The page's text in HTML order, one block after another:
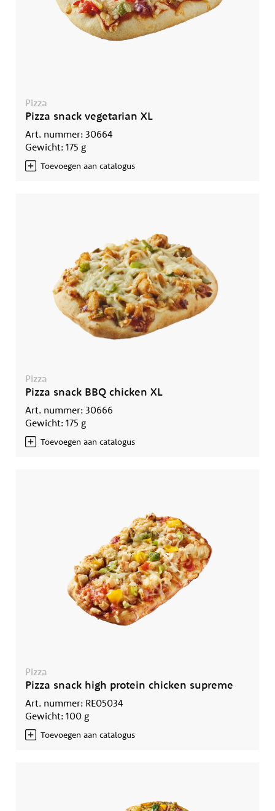
Pizza
Pizza snack vegetarian XL
Art. nummer: 30664
Gewicht: 175 g
Toevoegen aan catalogus
Pizza
Pizza snack BBQ chicken XL
Art. nummer: 30666
Gewicht: 175 g
Toevoegen aan catalogus
Pizza
Pizza snack high protein chicken supreme
Art. nummer: RE05034
Gewicht: 100 g
Toevoegen aan catalogus